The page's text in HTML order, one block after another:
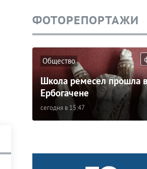
ФОТОРЕПОРТАЖИ
Общество
Школа ремесел прошла
Ербогачене
сегодня в 15:47